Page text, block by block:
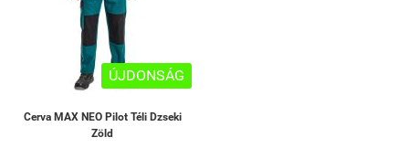
ÚJDONSÁG
Cerva MAX NEO Pilot Téli Dzseki
Zöld